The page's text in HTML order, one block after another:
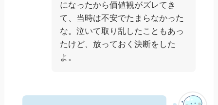
になったから価値観がズレてき
て、当時は不安でたまらなかった
な。泣いて取り乱したこともあっ
たけど、放っておく決断をした
よ。